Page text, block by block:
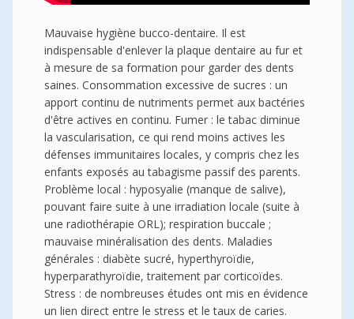
Mauvaise hygiène bucco-dentaire. Il est
indispensable d'enlever la plaque dentaire au fur et
à mesure de sa formation pour garder des dents
saines. Consommation excessive de sucres : un
apport continu de nutriments permet aux bactéries
d'être actives en continu. Fumer : le tabac diminue
la vascularisation, ce qui rend moins actives les
défenses immunitaires locales, y compris chez les
enfants exposés au tabagisme passif des parents.
Problème local : hyposyalie (manque de salive),
pouvant faire suite à une irradiation locale (suite à
une radiothérapie ORL); respiration buccale ;
mauvaise minéralisation des dents. Maladies
générales : diabète sucré, hyperthyroïdie,
hyperparathyroïdie, traitement par corticoïdes.
Stress : de nombreuses études ont mis en évidence
un lien direct entre le stress et le taux de caries.